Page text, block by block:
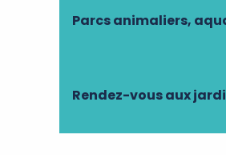
Parcs animaliers,
Rendez-vous aux